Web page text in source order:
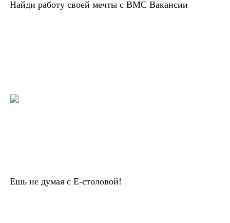
Найди работу своей мечты с ВМС Вакансии
Ешь не думая с Е-столовой!